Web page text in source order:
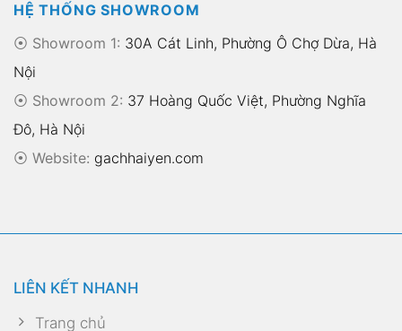
HỆ THỐNG SHOWROOM
⦿ Showroom 1: 30A Cát Linh, Phường Ô Chợ Dừa, Hà
Nội
⦿ Showroom 2: 37 Hoàng Quốc Việt, Phường Nghĩa
Đô, Hà Nội
⦿ Website: gachhaiyen.com
LIÊN KẾT NHANH
Trang chủ